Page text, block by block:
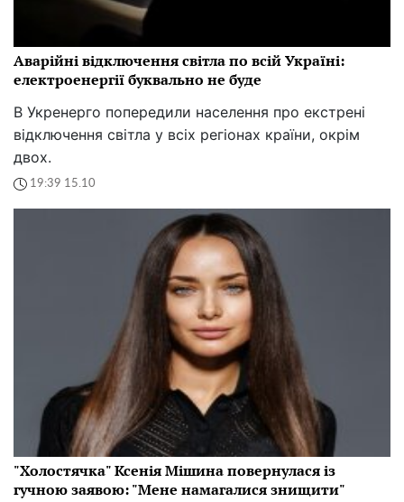
Аварійні відключення світла по всій Україні:
електроенергії буквально не буде
В Укренерго попередили населення про екстрені
відключення світла у всіх регіонах країни, окрім
двох.
19:39 15.10
"Холостячка" Ксенія Мішина повернулася із
гучною заявою: "Мене намагалися знищити"